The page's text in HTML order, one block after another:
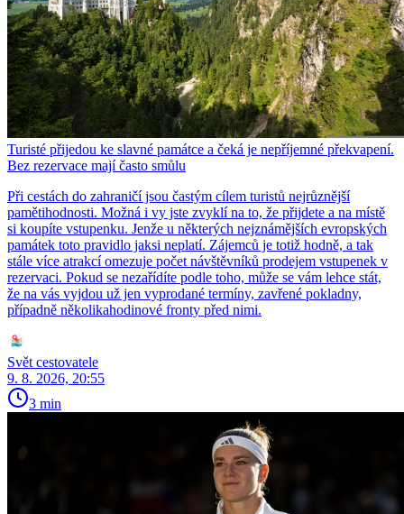
Turisté přijedou ke slavné památce a čeká je nepříjemné překvapení.
Bez rezervace mají často smůlu
Při cestách do zahraničí jsou častým cílem turistů nejrůznější
pamětihodnosti. Možná i vy jste zvyklí na to, že přijdete a na místě
si koupíte vstupenku. Jenže u některých nejznámějších evropských
památek toto pravidlo jaksi neplatí. Zájemců je totiž hodně, a tak
stále více atrakcí omezuje počet návštěvníků prodejem vstupenek v
rezervaci. Pokud se nezařídíte podle toho, může se vám lehce stát,
že na vás vyjdou už jen vyprodané termíny, zavřené pokladny,
případně několikahodinové fronty před nimi.
Svět cestovatele
9. 8. 2026, 20:55
3 min